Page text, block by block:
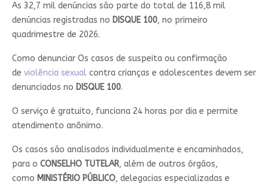
As 32,7 mil denúncias são parte do total de 116,8 mil
denúncias registradas no DISQUE 100, no primeiro
quadrimestre de 2026.
Como denunciar Os casos de suspeita ou confirmação
de violência sexualcontra crianças e adolescentes devem ser
denunciados no DISQUE 100.
O serviço é gratuito, funciona 24 horas por dia e permite
atendimento anônimo.
Os casos são analisados individualmente e encaminhados,
para o CONSELHO TUTELAR, além de outros órgãos,
como MINISTÉRIO PÚBLICO, delegacias especializadas e